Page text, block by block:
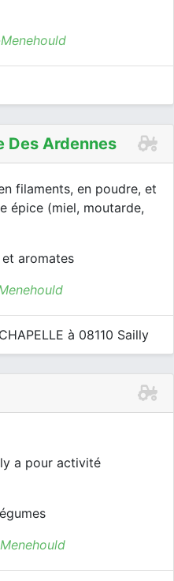
Des Ardennes
filaments, en poudre, et
épice (miel, moutarde,
et aromates
à 08110 Sailly
a pour activité